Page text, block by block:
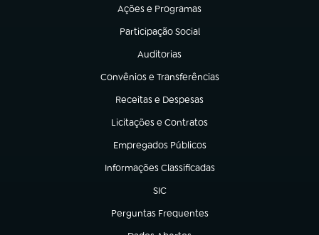
Ações e Programas
(abre em nova aba)
Participação Social
(abre em nova aba)
Auditorias
(abre em nova aba)
Convênios e Transferências
(abre em nova aba)
Receitas e Despesas
(abre em nova aba)
Licitações e Contratos
(abre em nova aba)
Empregados Públicos
(abre em nova aba)
Informações Classificadas
(abre em nova aba)
SIC
(abre em nova aba)
Perguntas Frequentes
(abre em nova aba)